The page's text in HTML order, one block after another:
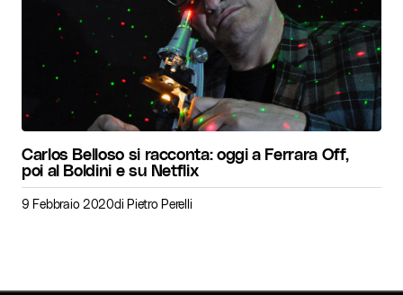
Carlos Belloso si racconta: oggi a Ferrara Off,
poi al Boldini e su Netflix
9 Febbraio 2020di Pietro Perelli